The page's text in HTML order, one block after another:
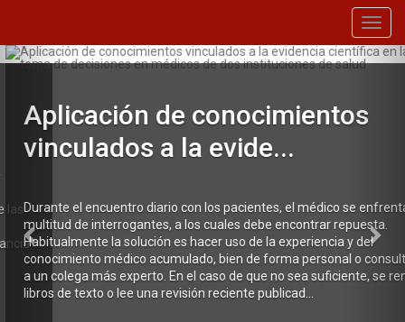
Aplicación de conocimientos
vinculados a la evide...
Durante el encuentro diario con los pacientes, el médico se
multitud de interrogantes, a los cuales debe encontrar repuesta.
Habitualmente la solución es hacer uso de la experiencia y del
conocimiento médico acumulado, bien de forma personal o
a un colega más experto. En el caso de que no sea suficiente, se
libros de texto o lee una revisión reciente publicad...
Previous